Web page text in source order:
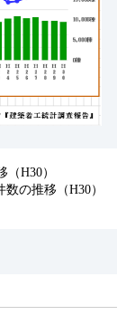
H30）
の推移（H30）